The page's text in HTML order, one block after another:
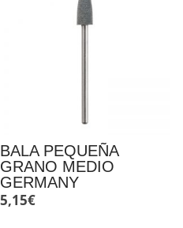
BALA PEQUEÑA
GRANO MEDIO
GERMANY
5,15€